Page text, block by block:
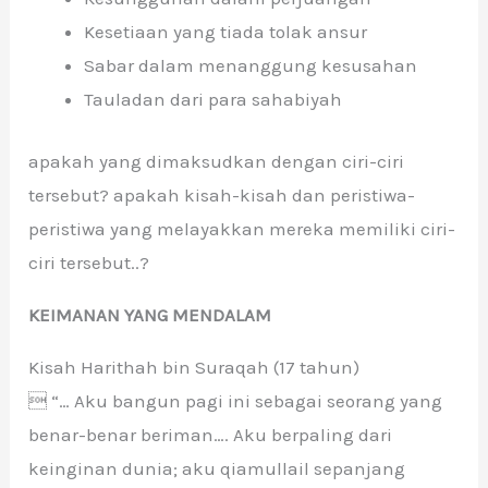
Kesetiaan yang tiada tolak ansur
Sabar dalam menanggung kesusahan
Tauladan dari para sahabiyah
apakah yang dimaksudkan dengan ciri-ciri
tersebut? apakah kisah-kisah dan peristiwa-
peristiwa yang melayakkan mereka memiliki ciri-
ciri tersebut..?
KEIMANAN YANG MENDALAM
Kisah Harithah bin Suraqah (17 tahun)
 “… Aku bangun pagi ini sebagai seorang yang
benar-benar beriman…. Aku berpaling dari
keinginan dunia; aku qiamullail sepanjang